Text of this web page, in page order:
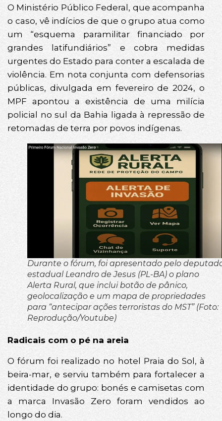
O Ministério Público Federal, que acompanha
o caso, vê indícios de que o grupo atua como
um “esquema paramilitar financiado por
grandes latifundiários” e cobra medidas
urgentes do Estado para conter a escalada de
violência. Em nota conjunta com defensorias
públicas, divulgada em fevereiro de 2024, o
MPF apontou a existência de uma milícia
policial no sul da Bahia ligada à repressão de
retomadas de terra por povos indígenas.
Durante o fórum, foi apresentado pelo
estadual Leandro de Jesus (PL-BA) o plano
Alerta Rural, que inclui botão de pânico,
geolocalização e um mapa de propriedades
para “antecipar ações terroristas do MST” (Foto:
Reprodução/Youtube)
Radicais com o pé na areia
O fórum foi realizado no hotel Praia do Sol, à
beira-mar, e serviu também para fortalecer a
identidade do grupo: bonés e camisetas com
a marca Invasão Zero foram vendidos ao
longo do dia.